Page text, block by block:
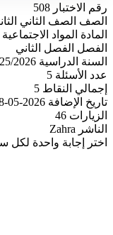
رقم الاختبار 508
الصف الصف الثاني
المادة المواد الاجتماعية
الفصل الفصل الثاني
السنة الدراسية 2026
عدد الأسئلة 5
إجمالي النقاط 5
تاريخ الإضافة 2026-05-28
الزيارات 46
الناشر Zahra
اختر إجابة واحدة لكل